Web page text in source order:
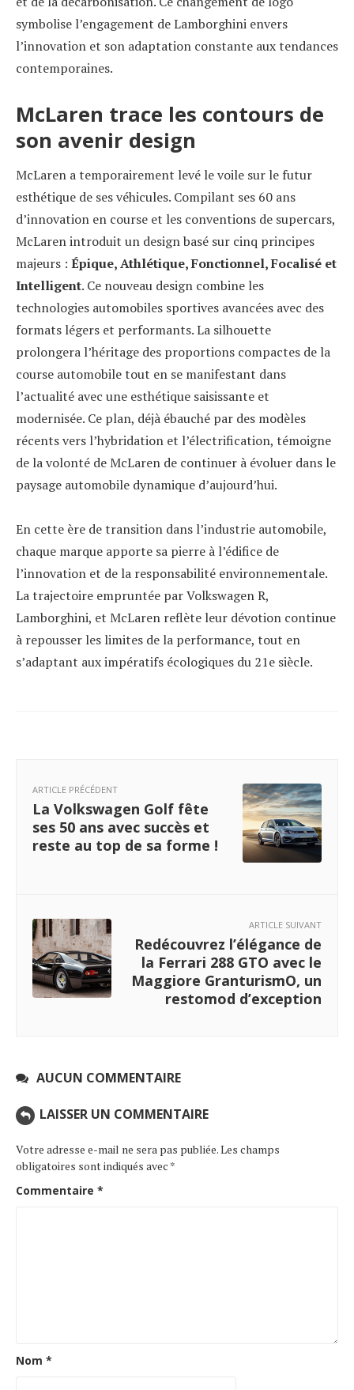
symbolise l’engagement de Lamborghini envers
l’innovation et son adaptation constante aux tendances
contemporaines.
McLaren trace les contours de
son avenir design
McLaren a temporairement levé le voile sur le futur
esthétique de ses véhicules. Compilant ses 60 ans
d’innovation en course et les conventions de supercars,
McLaren introduit un design basé sur cinq principes
majeurs : Épique, Athlétique, Fonctionnel, Focalisé et
Intelligent. Ce nouveau design combine les
technologies automobiles sportives avancées avec des
formats légers et performants. La silhouette
prolongera l’héritage des proportions compactes de la
course automobile tout en se manifestant dans
l’actualité avec une esthétique saisissante et
modernisée. Ce plan, déjà ébauché par des modèles
récents vers l’hybridation et l’électrification, témoigne
de la volonté de McLaren de continuer à évoluer dans le
paysage automobile dynamique d’aujourd’hui.
En cette ère de transition dans l’industrie automobile,
chaque marque apporte sa pierre à l’édifice de
l’innovation et de la responsabilité environnementale.
La trajectoire empruntée par Volkswagen R,
Lamborghini, et McLaren reflète leur dévotion continue
à repousser les limites de la performance, tout en
s’adaptant aux impératifs écologiques du 21e siècle.
ARTICLE PRÉCÉDENT
La Volkswagen Golf fête
ses 50 ans avec succès et
reste au top de sa forme !
ARTICLE SUIVANT
Redécouvrez l’élégance de
la Ferrari 288 GTO avec le
Maggiore GranturismO, un
restomod d’exception
AUCUN COMMENTAIRE
LAISSER UN COMMENTAIRE
Votre adresse e-mail ne sera pas publiée.Les champs
obligatoires sont indiqués avec *
Commentaire *
Nom *